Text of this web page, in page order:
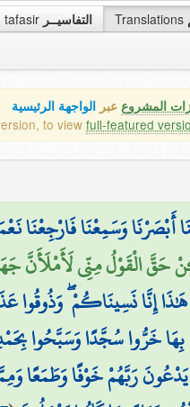
tafasir التفاسيــر Translations
المشروع عبر الواجهة الرئيسية
to view full-featured
وَسَمِعْنَا فَارْجِعْنَا
حَقَّ الْقَوْلُ مِنِّي لَأَمْلَأَنَّ
إِنَّا نَسِينَاكُمْ ۖ وَذُوقُوا
بِهَا خَرُّوا سُجَّدًا وَسَبَّحُوا
رَبَّهُمْ خَوْفًا وَطَمَعًا